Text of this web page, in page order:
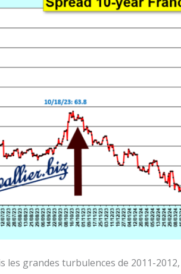
les grandes turbulences de 2011-